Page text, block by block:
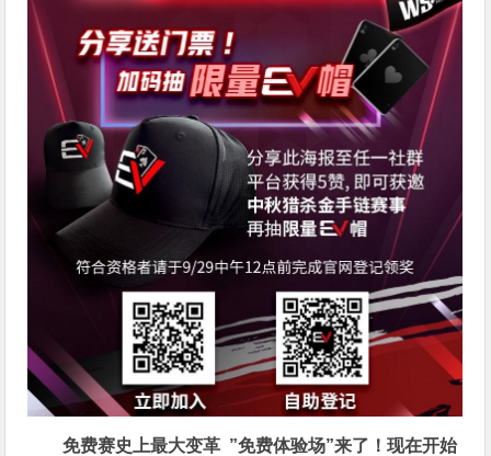
免费赛史上最大变革 ”免费体验场”来了！现在开始